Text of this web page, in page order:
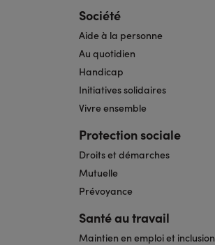
Société
Aide à la personne
Au quotidien
Handicap
Initiatives solidaires
Vivre ensemble
Protection sociale
Droits et démarches
Mutuelle
Prévoyance
Santé au travail
Maintien en emploi et inclusion